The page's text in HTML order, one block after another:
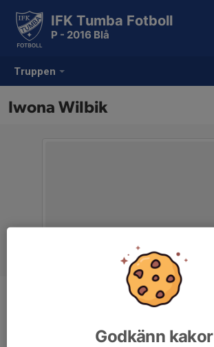
Truppen
IFK Tumba Fotboll
P - 2016 Blå
Iwona Wilbik
Lagledare
Godkänn kakor